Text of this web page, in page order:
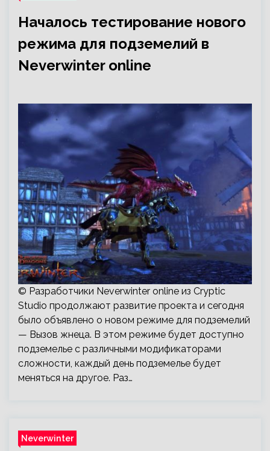
Началось тестирование нового
режима для подземелий в
Neverwinter online
© Разработчики Neverwinter online из Cryptic
Studio продолжают развитие проекта и сегодня
было объявлено о новом режиме для подземелий
— Вызов жнеца. В этом режиме будет доступно
подземелье с различными модификаторами
сложности, каждый день подземелье будет
меняться на другое. Раз…
Neverwinter